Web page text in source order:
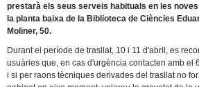
prestarà els seus serveis habituals en les
la planta baixa de la Biblioteca de Ciències
Moliner, 50.
Durant el període de trasllat, 10 i 11 d'abril, es
usuàries que, en cas d'urgència contacten amb el
i si per raons tècniques derivades del trasllat no